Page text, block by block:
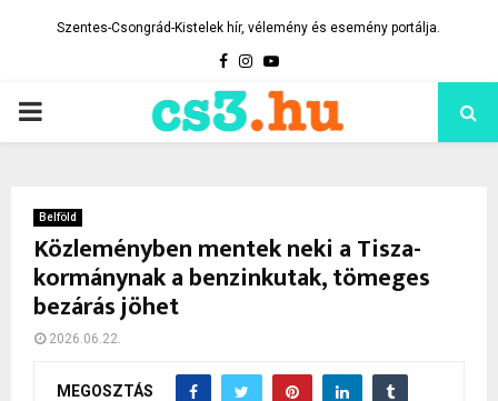
Szentes-Csongrád-Kistelek hír, vélemény és esemény portálja.
Facebook
Instagram
Youtube
PRIMARY
Belföld
Közleményben mentek neki a Tisza-
kormánynak a benzinkutak, tömeges
bezárás jöhet
2026.06.22.
MEGOSZTÁS